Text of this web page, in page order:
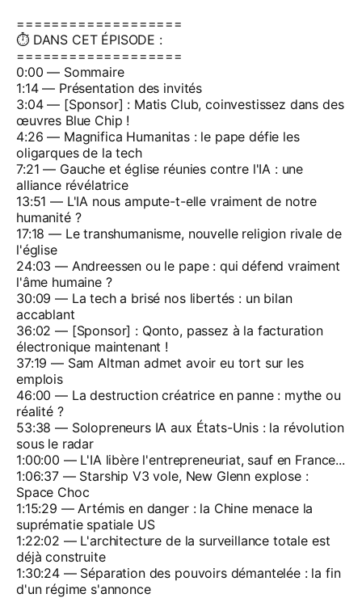
===================
⏱️ DANS CET ÉPISODE :
===================
0:00 — Sommaire
1:14 — Présentation des invités
3:04 — [Sponsor] : Matis Club, coinvestissez dans des
œuvres Blue Chip !
4:26 — Magnifica Humanitas : le pape défie les
oligarques de la tech
7:21 — Gauche et église réunies contre l'IA : une
alliance révélatrice
13:51 — L'IA nous ampute-t-elle vraiment de notre
humanité ?
17:18 — Le transhumanisme, nouvelle religion rivale de
l'église
24:03 — Andreessen ou le pape : qui défend vraiment
l'âme humaine ?
30:09 — La tech a brisé nos libertés : un bilan
accablant
36:02 — [Sponsor] : Qonto, passez à la facturation
électronique maintenant !
37:19 — Sam Altman admet avoir eu tort sur les
emplois
46:00 — La destruction créatrice en panne : mythe ou
réalité ?
53:38 — Solopreneurs IA aux États-Unis : la révolution
sous le radar
1:00:00 — L'IA libère l'entrepreneuriat, sauf en France...
1:06:37 — Starship V3 vole, New Glenn explose :
Space Choc
1:15:29 — Artémis en danger : la Chine menace la
suprématie spatiale US
1:22:02 — L'architecture de la surveillance totale est
déjà construite
1:30:24 — Séparation des pouvoirs démantelée : la fin
d'un régime s'annonce